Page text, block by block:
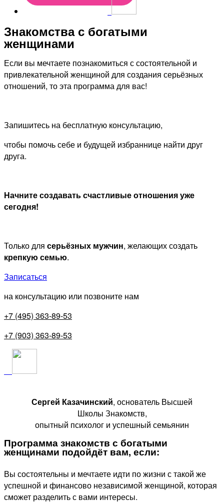
Знакомства с богатыми
женщинами
Если вы мечтаете познакомиться с состоятельной и
привлекательной женщиной для создания серьёзных
отношений, то эта программа для вас!
Запишитесь на бесплатную консультацию,
чтобы помочь себе и будущей избраннице найти друг
друга.
Начните создавать счастливые отношения уже
сегодня!
Только для серьёзных мужчин, желающих создать
крепкую семью.
Записаться
на консультацию или позвоните нам
+7 (495) 363-89-53
+7 (903) 363-89-53
Сергей Казачинский, основатель Высшей
Школы Знакомств,
опытный психолог и успешный семьянин
Программа знакомств с богатыми
женщинами подойдёт вам, если:
Вы состоятельны и мечтаете идти по жизни с такой же
успешной и финансово независимой женщиной, которая
сможет разделить с вами интересы.